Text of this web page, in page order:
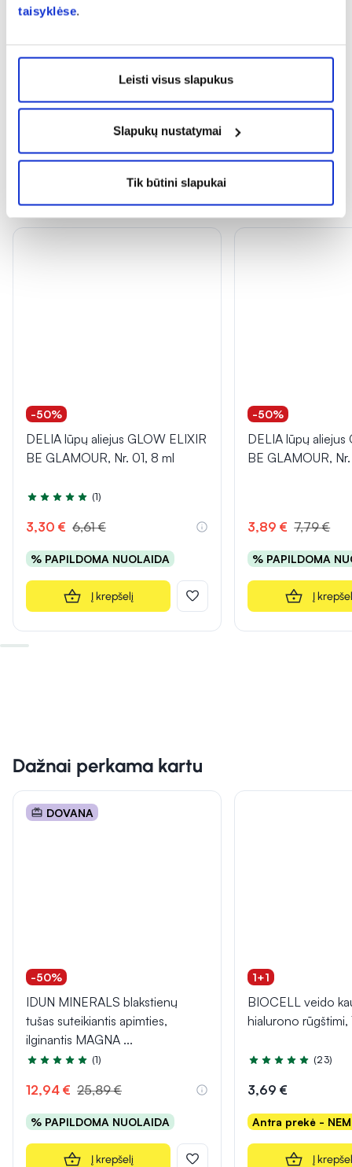
taisyklėse.
Leisti visus slapukus
Slapukų nustatymai
Tik būtini slapukai
Vartojimas
Panašios prekės
-50%
DELIA lūpų aliejus GLOW ELIXIR
BE GLAMOUR, Nr. 01, 8 ml
Įvertinimas 5.0 iš 5
(1)
3,30 € 6,61 €
% PAPILDOMA NUOLAIDA
Į krepšelį
-50%
DELIA lūpų aliejus
BE GLAMOUR,
3,89 € 7,79 €
% PAPILDOMA
Į
Dažnai perkama kartu
DOVANA
-50%
IDUN MINERALS blakstienų
tušas suteikiantis apimties,
ilginantis MAGNA ...
Įvertinimas 5.0 iš 5
(1)
12,94 € 25,89 €
% PAPILDOMA NUOLAIDA
Į krepšelį
1+1
BIOCELL veido
hialurono rūgštimi,
Įvertinimas 5.0 iš 5
(23)
3,69 €
Antra prekė -
Į